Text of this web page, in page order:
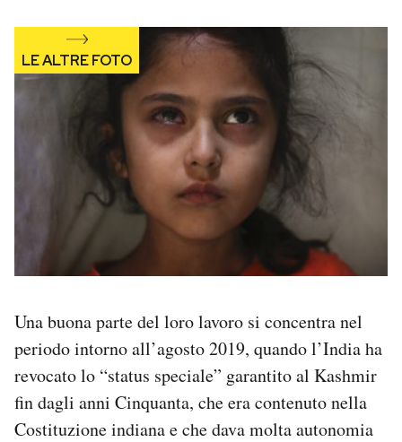
Una buona parte del loro lavoro si concentra nel
periodo intorno all’agosto 2019, quando l’India ha
revocato lo “status speciale” garantito al Kashmir
fin dagli anni Cinquanta, che era contenuto nella
Costituzione indiana e che dava molta autonomia